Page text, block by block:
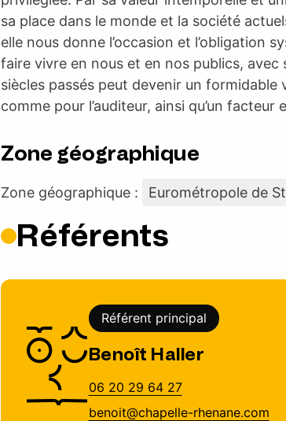
sa place dans le monde et la société
elle nous donne l’occasion et l’obligation
faire vivre en nous et en nos publics,
siècles passés peut devenir un formidable
comme pour l’auditeur, ainsi qu’un facteur
Zone géographique
Zone géographique : Eurométropole de
Référents
Référent principal
Benoît Haller
06 20 29 64 27
benoit@chapelle-rhenane.com